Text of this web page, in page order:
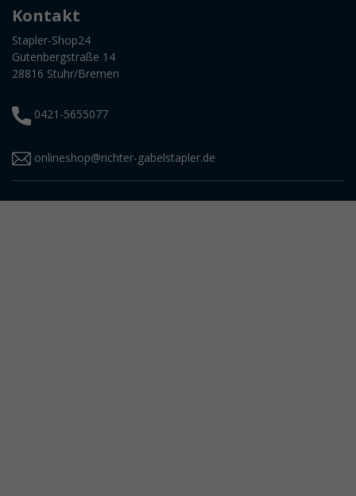
Kontakt
Stapler-Shop24
Gutenbergstraße 14
28816 Stuhr/Bremen
0421-5655077
onlineshop@richter-gabelstapler.de